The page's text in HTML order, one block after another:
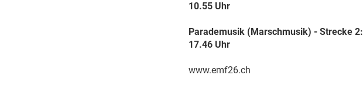
10.55 Uhr
Parademusik (Marschmusik) - Strecke 2:
17.46 Uhr
www.emf26.ch